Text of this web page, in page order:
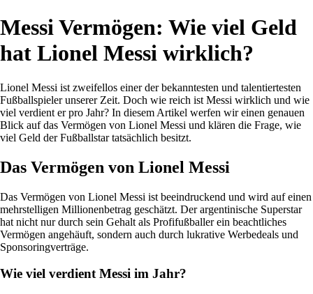
Messi Vermögen: Wie viel Geld
hat Lionel Messi wirklich?
Lionel Messi ist zweifellos einer der bekanntesten und talentiertesten
Fußballspieler unserer Zeit. Doch wie reich ist Messi wirklich und wie
viel verdient er pro Jahr? In diesem Artikel werfen wir einen genauen
Blick auf das Vermögen von Lionel Messi und klären die Frage, wie
viel Geld der Fußballstar tatsächlich besitzt.
Das Vermögen von Lionel Messi
Das Vermögen von Lionel Messi ist beeindruckend und wird auf einen
mehrstelligen Millionenbetrag geschätzt. Der argentinische Superstar
hat nicht nur durch sein Gehalt als Profifußballer ein beachtliches
Vermögen angehäuft, sondern auch durch lukrative Werbedeals und
Sponsoringverträge.
Wie viel verdient Messi im Jahr?